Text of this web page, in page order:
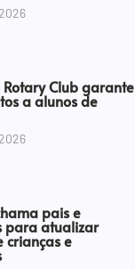
Rotary Club garante
a alunos de
pais e
para atualizar
crianças e